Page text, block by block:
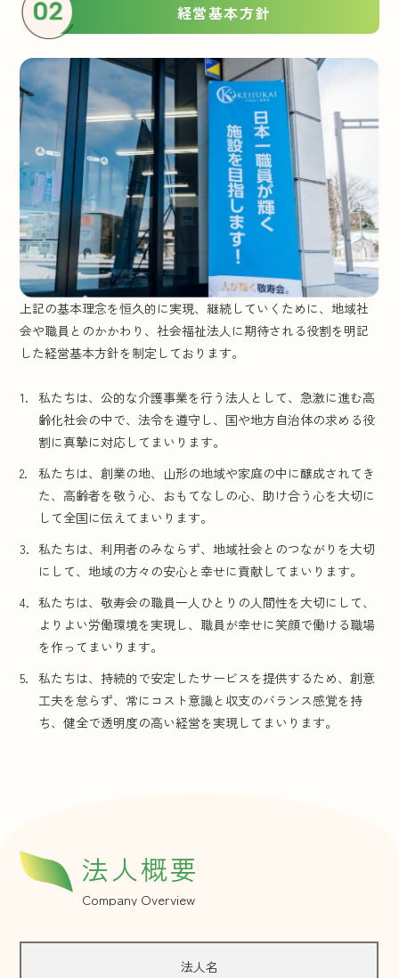
経営基本方針
上記の基本理念を恒久的に実現、継続していくために、地域社
会や職員とのかかわり、社会福祉法人に期待される役割を明記
した経営基本方針を制定しております。
私たちは、公的な介護事業を行う法人として、急激に進む高
齢化社会の中で、法令を遵守し、国や地方自治体の求める役
割に真摯に対応してまいります。
私たちは、創業の地、山形の地域や家庭の中に醸成されてき
た、高齢者を敬う心、おもてなしの心、助け合う心を大切に
して全国に伝えてまいります。
私たちは、利用者のみならず、地域社会とのつながりを大切
にして、地域の方々の安心と幸せに貢献してまいります。
私たちは、敬寿会の職員一人ひとりの人間性を大切にして、
よりよい労働環境を実現し、職員が幸せに笑顔で働ける職場
を作ってまいります。
私たちは、持続的で安定したサービスを提供するため、創意
工夫を怠らず、常にコスト意識と収支のバランス感覚を持
ち、健全で透明度の高い経営を実現してまいります。
法人概要
Company Overview
法人名